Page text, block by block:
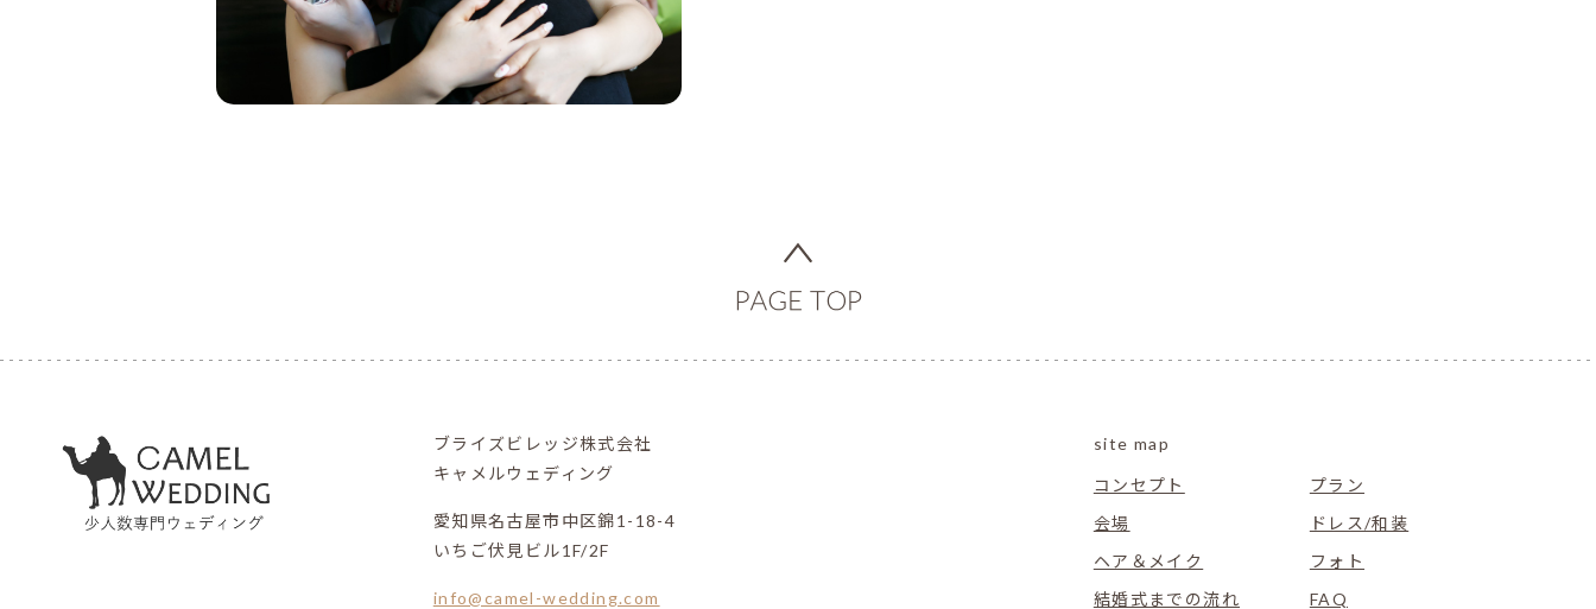
ブライズビレッジ株式会社
キャメルウェディング
愛知県名古屋市中区錦1-18-4
いちご伏見ビル1F/2F
info@camel-wedding.com
site map
コンセプト
プラン
会場
ドレス/和装
ヘア＆メイク
フォト
結婚式までの流れ
FAQ